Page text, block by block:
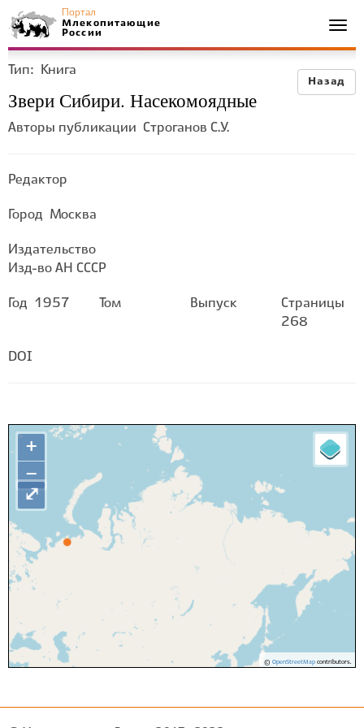
Портал
Млекопитающие
России
Назад
Тип: Книга
Звери Сибири. Насекомоядные
Авторы публикации Строганов С.У.
Редактор
Город Москва
Издательство
Изд-во АН СССР
Год 1957 Том Выпуск
Страницы
268
DOI
+
−
© OpenStreetMapcontributors.
⤢